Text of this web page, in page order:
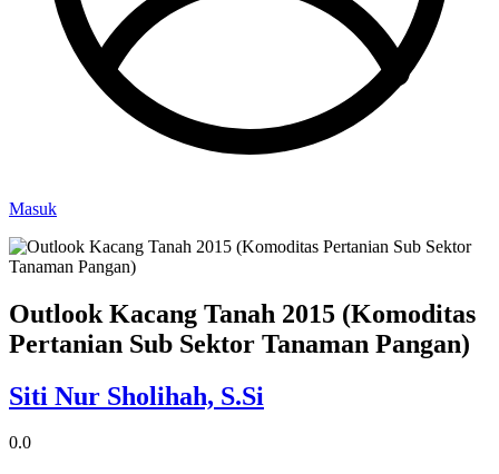
Masuk
Outlook Kacang Tanah 2015 (Komoditas
Pertanian Sub Sektor Tanaman Pangan)
Siti Nur Sholihah, S.Si
0.0